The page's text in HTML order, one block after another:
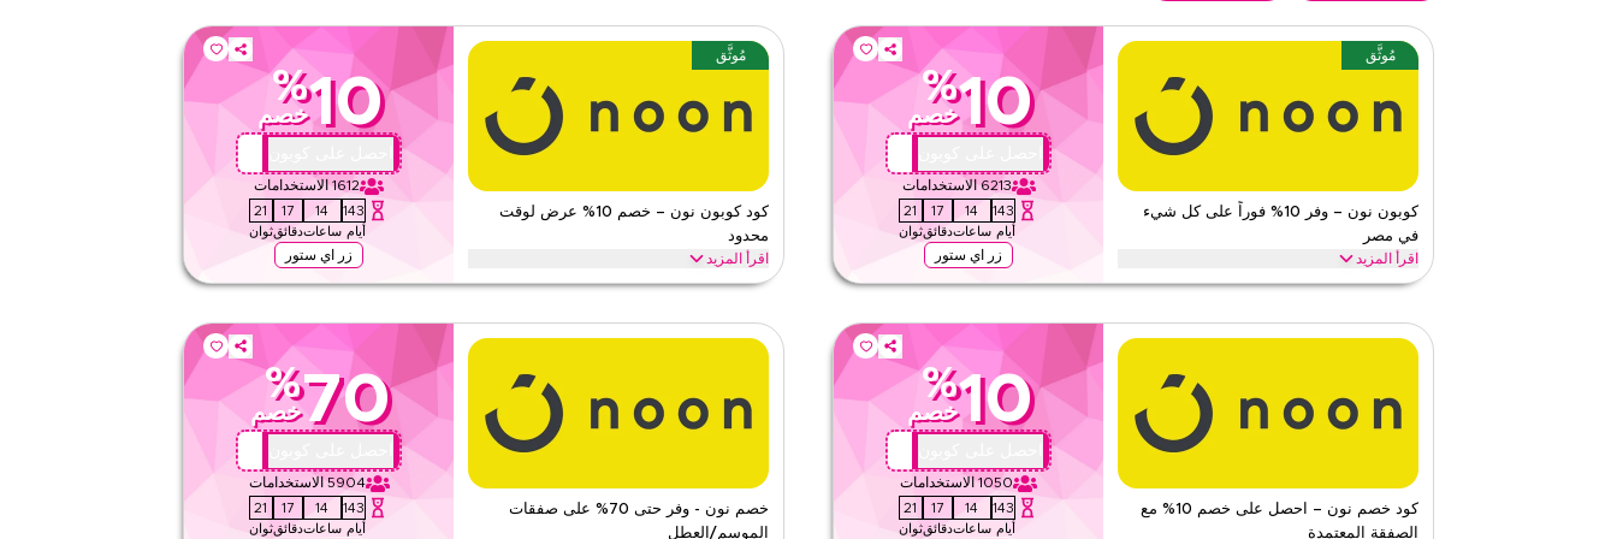
مُوثَّق
كوبون نون – وفر 10% فوراً على كل شيء
في مصر
اقرأ المزيد
10
%
خصم
6213 الاستخدامات
143
أيام
14
ساعات
17
دقائق
19
ثوان
زر اي ستور
وفر 10% فوراً مع كود نون هذا على كل شيء. استبدل الآن للحصول على خصومات حصرية على الفئات
نون
ينطبق على
ويب/تطبيق
على مستوى الموقع
٤٫٧١
مُوثَّق
كود كوبون نون – خصم 10% عرض لوقت
محدود
اقرأ المزيد
10
%
خصم
1612 الاستخدامات
143
أيام
14
ساعات
17
دقائق
19
ثوان
زر اي ستور
احصل على خصم 10% على جميع الفئات مع كود برومو نون محدود الوقت هذا. استبدل الآن للحصول
نون
ينطبق على
ويب/تطبيق
على مستوى الموقع
٥ ٦
كود خصم نون – احصل على خصم 10% مع
الصفقة المعتمدة
10
%
خصم
1050 الاستخدامات
143
أيام
14
ساعات
17
دقائق
19
ثوان
خصم نون - وفر حتى 70% على صفقات
الموسم/العطل
70
%
خصم
5904 الاستخدامات
143
أيام
14
ساعات
17
دقائق
19
ثوان